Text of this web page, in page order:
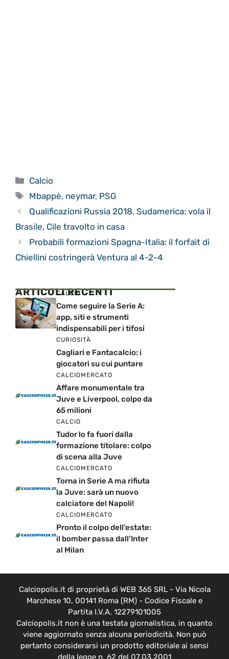
Categorie
Calcio
Tag
Mbappè, neymar, PSG
Qualificazioni Russia 2018, Sudamerica: vola il
Brasile, Cile travolto in casa
Probabili formazioni Spagna-Italia: il forfait di
Chiellini costringerà Ventura al 4-2-4
ARTICOLI RECENTI
CALCIO
Come seguire la Serie A:
app, siti e strumenti
indispensabili per i tifosi
CURIOSITÀ
Cagliari e Fantacalcio: i
giocatori su cui puntare
CALCIOMERCATO
Affare monumentale tra
Juve e Liverpool, colpo da
65 milioni
CALCIO
Tudor lo fa fuori dalla
formazione titolare: colpo
di scena alla Juve
CALCIOMERCATO
Torna in Serie A ma rifiuta
la Juve: sarà un nuovo
calciatore del Napoli!
CALCIOMERCATO
Pronto il colpo dell’estate:
il bomber passa dall’Inter
al Milan
Calciopolis.it di proprietà di WEB 365 SRL - Via Nicola
Marchese 10, 00141 Roma (RM) - Codice Fiscale e
Partita I.V.A. 12279101005
Calciopolis.it non è una testata giornalistica, in quanto
viene aggiornato senza alcuna periodicità. Non può
pertanto considerarsi un prodotto editoriale ai sensi
della legge n. 62 del 07.03.2001